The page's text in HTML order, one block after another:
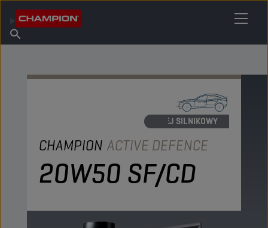
O firmie Champion
Znajdź punkt sprzedaży
OLEJ SILNIKOWY
CHAMPION ACTIVE DEFENCE
20W50 SF/CD